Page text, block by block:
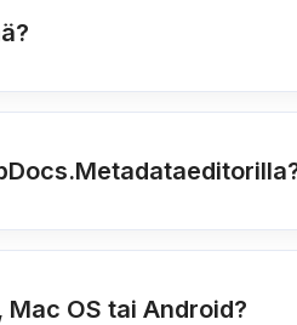
OS tai Android?